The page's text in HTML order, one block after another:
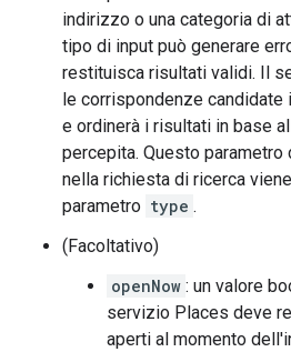
indirizzo o una categoria di
tipo di input può generare
restituisca risultati validi. Il
le corrispondenze
e ordinerà i risultati in base
percepita. Questo
nella richiesta di ricerca
parametro type .
(Facoltativo)
openNow : un valore
servizio Places deve
aperti al momento